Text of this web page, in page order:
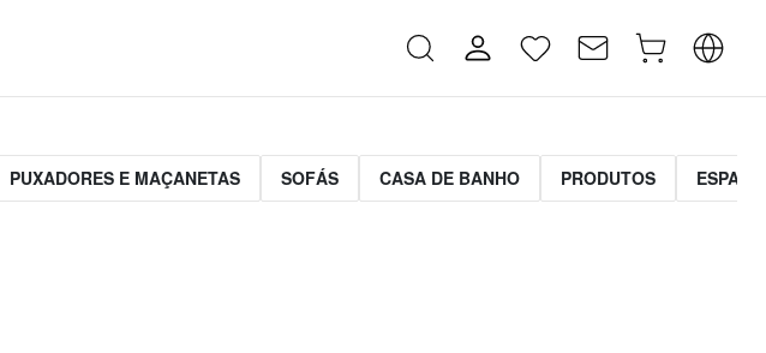
PUXADORES E MAÇANETAS SOFÁS CASA DE BANHO PRODUTOS